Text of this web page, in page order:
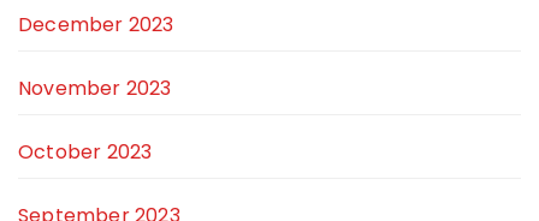
December 2023
November 2023
October 2023